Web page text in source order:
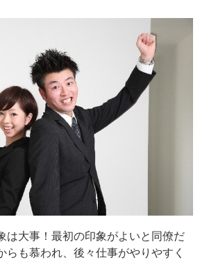
は大事！最初の印象がよいと同僚だ
らも慕われ、後々仕事がやりやすく